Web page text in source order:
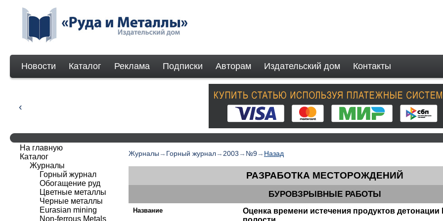
Новости Каталог Реклама Подписки Авторам Издательский дом Контакты
Журналы → Горный журнал→ 2003 → №9→ Назад
РАЗРАБОТКА МЕСТОРОЖДЕНИЙ
БУРОВЗРЫВНЫЕ РАБОТЫ
Название
Оценка времени истечения продуктов
На главную
Каталог
Журналы
Горный журнал
Обогащение руд
Цветные металлы
Черные металлы
Eurasian mining
Non-ferrous Мetals